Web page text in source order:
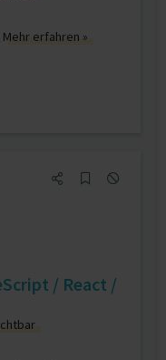
Mehr erfahren »
/ React /